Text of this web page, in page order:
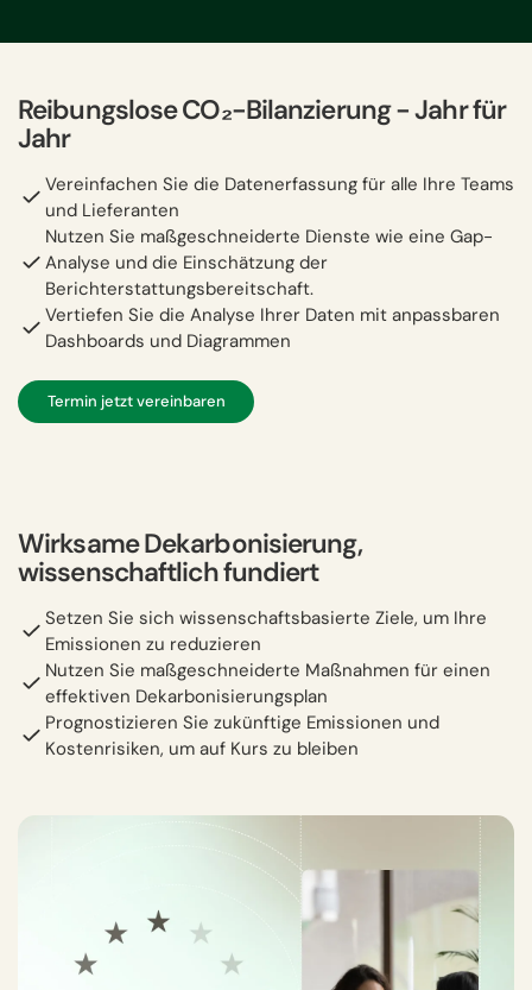
Reibungslose CO₂-Bilanzierung − Jahr für
Jahr
Vereinfachen Sie die Datenerfassung für alle Ihre Teams
und Lieferanten
Nutzen Sie maßgeschneiderte Dienste wie eine Gap-
Analyse und die Einschätzung der
Berichterstattungsbereitschaft.
Vertiefen Sie die Analyse Ihrer Daten mit anpassbaren
Dashboards und Diagrammen
Termin jetzt vereinbaren
Wirksame Dekarbonisierung,
wissenschaftlich fundiert
Setzen Sie sich wissenschaftsbasierte Ziele, um Ihre
Emissionen zu reduzieren
Nutzen Sie maßgeschneiderte Maßnahmen für einen
effektiven Dekarbonisierungsplan
Prognostizieren Sie zukünftige Emissionen und
Kostenrisiken, um auf Kurs zu bleiben